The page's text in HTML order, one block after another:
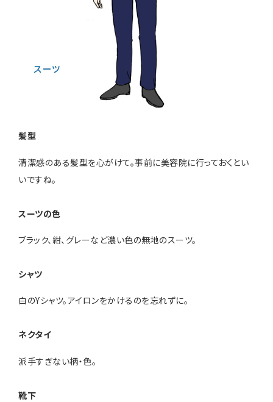
髪型
清潔感のある髪型を心がけて。事前に美容院に行っておくとい
いですね。
スーツの色
ブラック、紺、グレーなど濃い色の無地のスーツ。
シャツ
白のYシャツ。アイロンをかけるのを忘れずに。
ネクタイ
派手すぎない柄・色。
靴下